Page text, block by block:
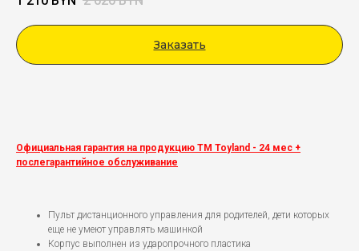
Заказать
Официальная гарантия на продукцию ТМ Toyland - 24 мес +
послегарантийное обслуживание
Пульт дистанционного управления для родителей, дети которых
еще не умеют управлять машинкой
Корпус выполнен из ударопрочного пластика